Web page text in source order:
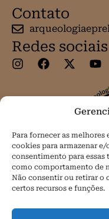
Para fornecer as
cookies para armazenar
consentimento para
como comportamento de
Não consentir ou retirar o
certos recursos e funções.
Contato
Redes sociais